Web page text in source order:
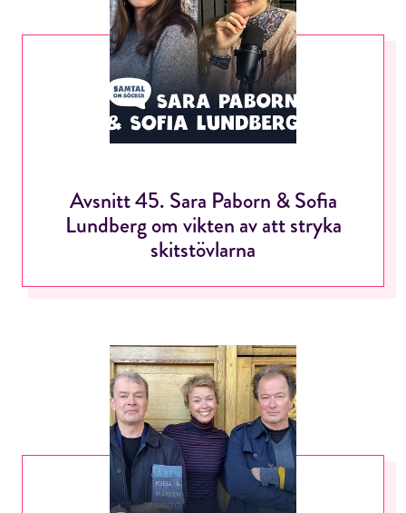
Avsnitt 45. Sara Paborn & Sofia
Lundberg om vikten av att stryka
skitstövlarna